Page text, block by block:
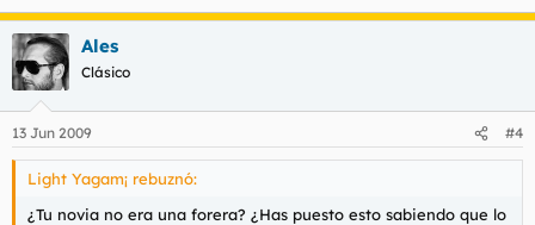
Ales
Clásico
13 Jun 2009 #4
Light Yagam¡ rebuznó:
¿Tu novia no era una forera? ¿Has puesto esto sabiendo que lo